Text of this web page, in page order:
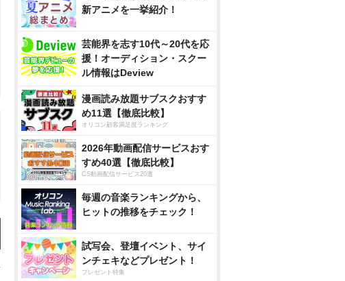
新アニメを一挙紹介！
芸能界を志す10代～20代を応
援！オーディション・スクー
ル情報はDeview
漫画読み放題サブスクおすす
め11選【徹底比較】
オリコン顧客満足度ランキング
2026年動画配信サービスおす
すめ40選【徹底比較】
CS動画配信サービス20選
毎週の音楽ランキングから、
ヒットの推移をチェック！
試写会、登壇イベント、サイ
ンチェキなどプレゼント！
プレゼント特集